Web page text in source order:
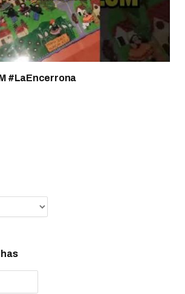
#LaEncerrona